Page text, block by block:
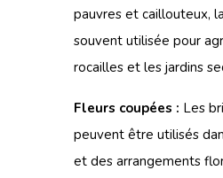
pauvres et caillouteux,
souvent utilisée pour
rocailles et les jardins
Fleurs coupées : Les
peuvent être utilisés
et des arrangements